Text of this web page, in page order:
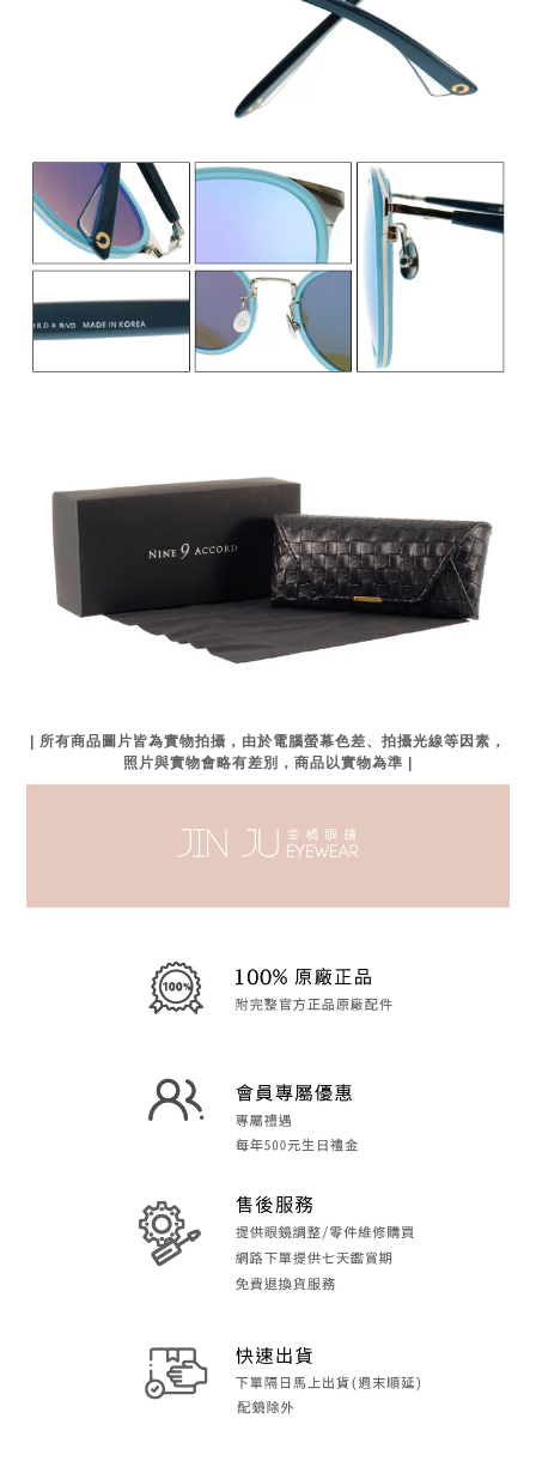
| 所有商品圖片皆為實物拍攝，由於電腦螢幕色差、拍攝光線等因素，
照片與實物會略有差別，商品以實物為準 |